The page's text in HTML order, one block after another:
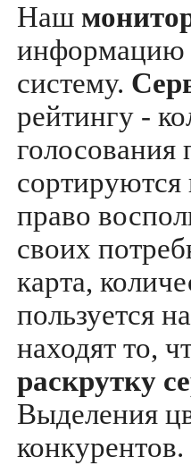
Наш
информацию
систему.
рейтингу -
голосования
сортируются
право
своих
карта,
пользуется
находят то,
раскрутку
Выделения
конкурентов.